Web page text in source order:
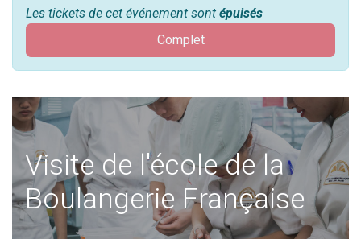
Les tickets de cet événement sont épuisés
Complet
Visite de l'école de la
Boulangerie Française